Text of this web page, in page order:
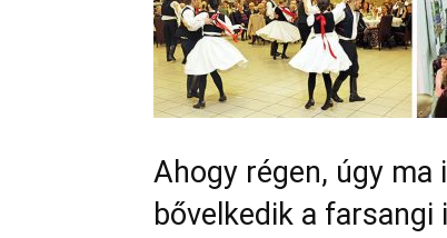
Ahogy régen, úgy ma
bővelkedik a farsangi